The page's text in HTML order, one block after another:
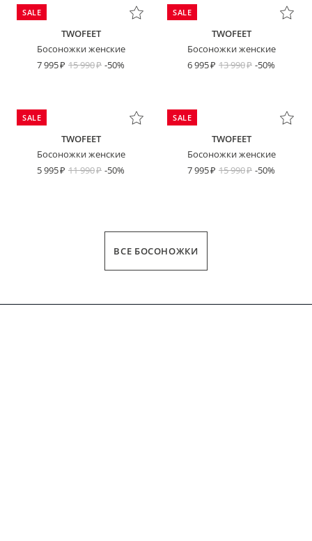
SALE
TWOFEET
Босоножки женские
7 995
15 990 -50%
SALE
TWOFEET
Босоножки женские
6 995
13 990 -50%
SALE
TWOFEET
Босоножки женские
5 995
11 990 -50%
SALE
TWOFEET
Босоножки женские
7 995
15 990 -50%
ВСЕ БОСОНОЖКИ